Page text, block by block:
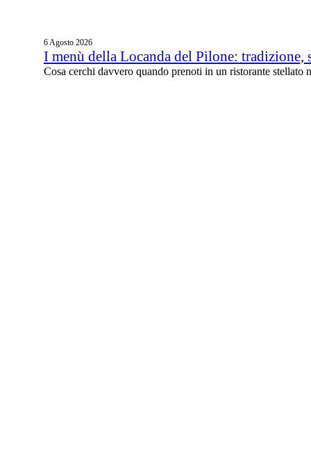
6 Agosto 2026
I menù della Locanda del Pilone:
Cosa cerchi davvero quando prenoti in un ristorante